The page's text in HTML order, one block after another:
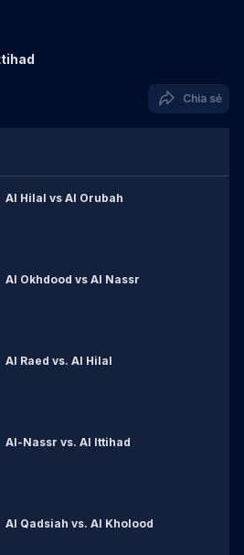
Chia sẻ
Al Hilal vs Al Orubah
Al Okhdood vs Al Nassr
Al Raed vs. Al Hilal
Al-Nassr vs. Al Ittihad
Al Qadsiah vs. Al Kholood